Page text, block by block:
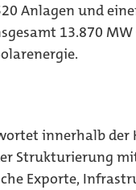
Anlagen und
13.870
innerhalb
Strukturierung
Exporte,